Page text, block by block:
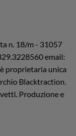
n. 18/m - 31057
email:
proprietaria unica
Blacktraction.
Produzione e